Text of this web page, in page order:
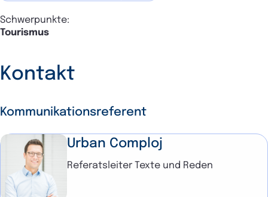
Schwerpunkte:
Tourismus
Kontakt
Kommunikationsreferent
Urban Comploj
Referatsleiter Texte und Reden